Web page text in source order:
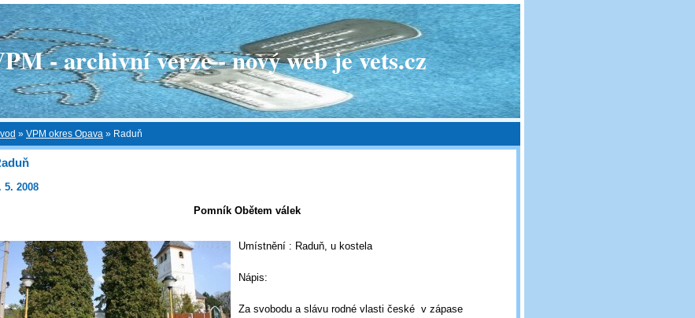
- archivní verze - nový web je vets.cz
» VPM okres Opava » Raduň
5. 2008
Pomník Obětem válek
Umístnění : Raduň, u kostela
Nápis:
Za svobodu a slávu rodné vlasti české v zápase